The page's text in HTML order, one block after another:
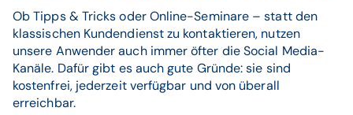
Ob Tipps & Tricks oder Online-Seminare – statt den
klassischen Kundendienst zu kontaktieren, nutzen
unsere Anwender auch immer öfter die Social Media-
Kanäle. Dafür gibt es auch gute Gründe: sie sind
kostenfrei, jederzeit verfügbar und von überall
erreichbar.